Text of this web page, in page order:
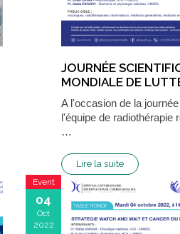
JOURNÉE
MONDIALE DE
DOULEUR : QUOI
A l'occasion de la
l'équipe de radiothérapie
…
Lire la suite
Event
04
Oct
2022